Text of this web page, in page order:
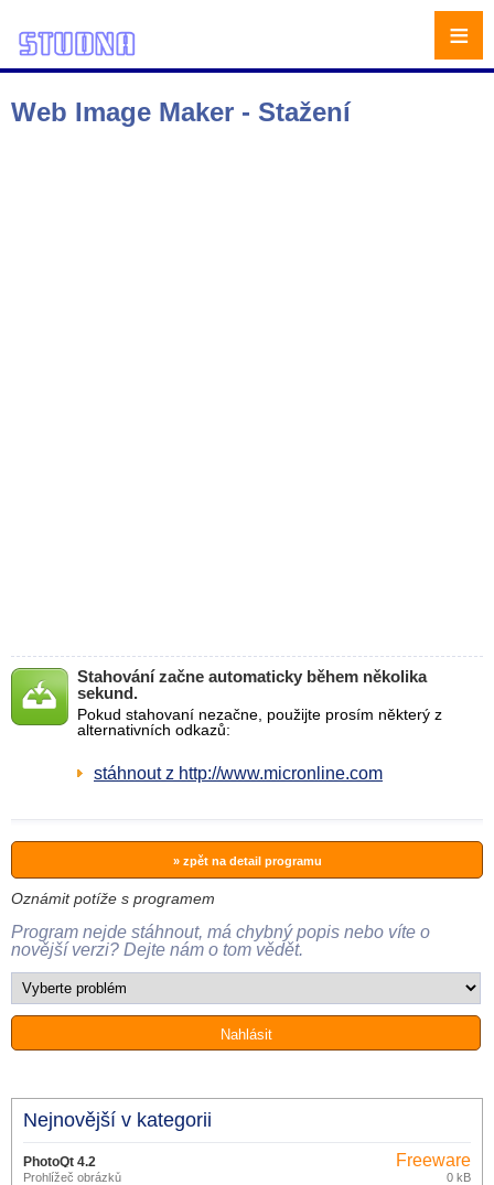
Web Image Maker - Stažení
Stahování začne automaticky během několika
sekund.
Pokud stahovaní nezačne, použijte prosím některý z
alternativních odkazů:
stáhnout z http://www.micronline.com
» zpět na detail programu
Oznámit potíže s programem
Program nejde stáhnout, má chybný popis nebo víte o
novější verzi? Dejte nám o tom vědět.
Nejnovější v kategorii
PhotoQt 4.2
Prohlížeč obrázků
Freeware
0 kB
≡